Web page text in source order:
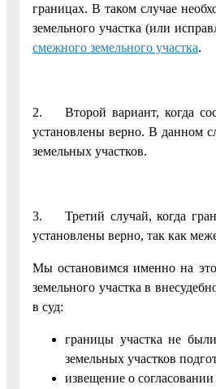
границах. В таком случае
земельного участка (или
смежного земельного участка.
2. Второй вариант, когда
установлены верно. В данном
земельных участков.
3. Третий случай, когда
установлены верно, так как
Мы остановимся именно на
земельного участка в
в суд:
границы участка не
земельных участков
извещение о